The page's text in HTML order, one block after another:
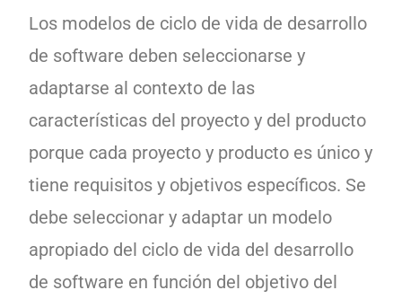
Los modelos de ciclo de vida de desarrollo
de software deben seleccionarse y
adaptarse al contexto de las
características del proyecto y del producto
porque cada proyecto y producto es único y
tiene requisitos y objetivos específicos. Se
debe seleccionar y adaptar un modelo
apropiado del ciclo de vida del desarrollo
de software en función del objetivo del